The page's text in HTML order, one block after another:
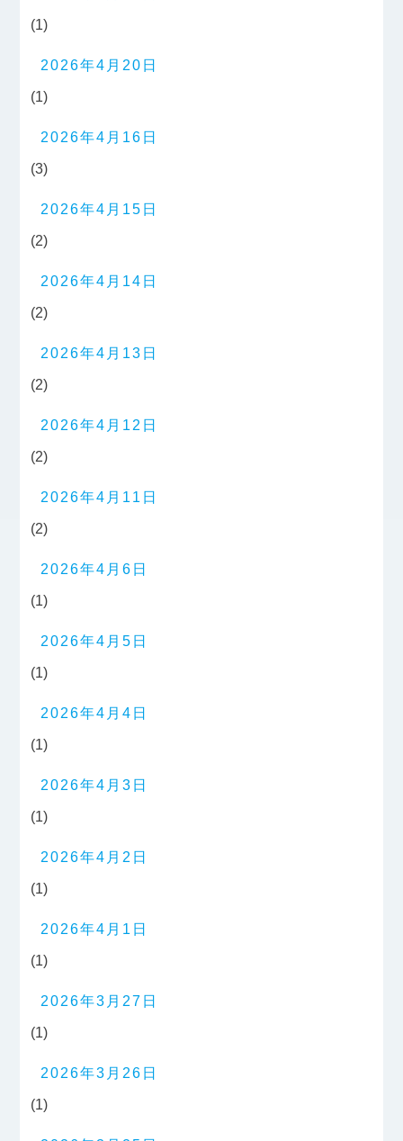
(1)
2026年4月20日
(1)
2026年4月16日
(3)
2026年4月15日
(2)
2026年4月14日
(2)
2026年4月13日
(2)
2026年4月12日
(2)
2026年4月11日
(2)
2026年4月6日
(1)
2026年4月5日
(1)
2026年4月4日
(1)
2026年4月3日
(1)
2026年4月2日
(1)
2026年4月1日
(1)
2026年3月27日
(1)
2026年3月26日
(1)